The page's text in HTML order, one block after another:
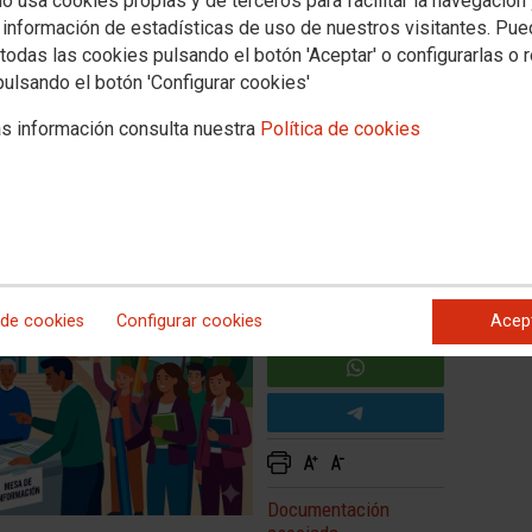
de estadísticas de uso de nuestros visitantes.
las cookies pulsando el botón 'Aceptar' o configurarlas o
el botón 'Configurar cookies'
información consulta nuestra Política de cookies
cookies Configurar cookies
la Concertación del
Documentación